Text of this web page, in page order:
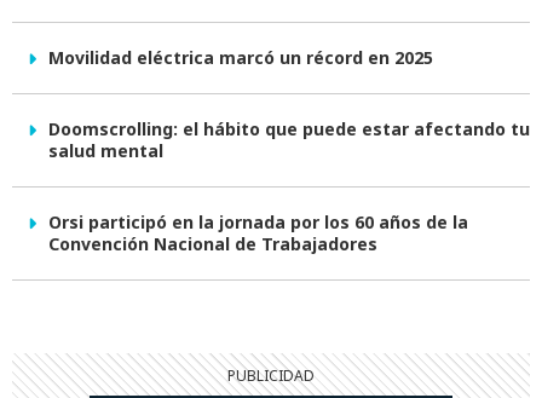
Movilidad eléctrica marcó un récord en 2025
Doomscrolling: el hábito que puede estar afectando tu
salud mental
Orsi participó en la jornada por los 60 años de la
Convención Nacional de Trabajadores